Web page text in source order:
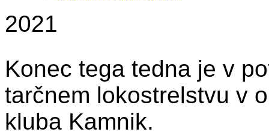
2021
Konec tega tedna je v
tarčnem lokostrelstvu v
kluba Kamnik.